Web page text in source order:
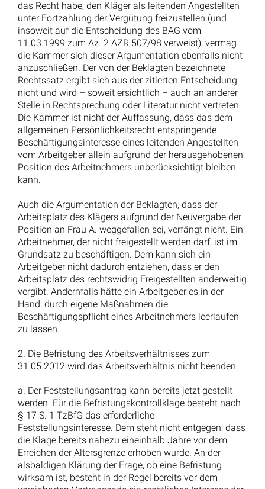
Lohnfortzahlung bei selbstverschuldeter
Arbeitsunfähigkeit
Entfristung von Arbeitsverträgen: Wann ist sie